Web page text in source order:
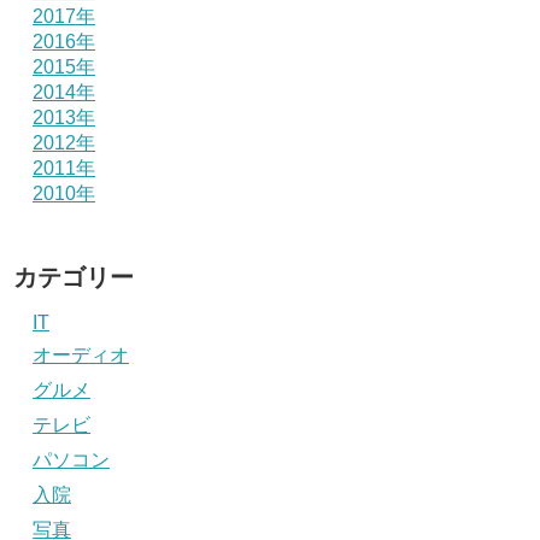
2017年
2016年
2015年
2014年
2013年
2012年
2011年
2010年
カテゴリー
IT
オーディオ
グルメ
テレビ
パソコン
入院
写真